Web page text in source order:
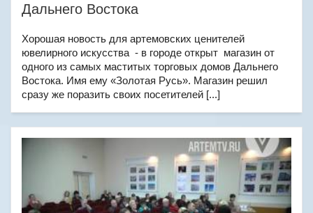
Дальнего Востока
Хорошая новость для артемовских ценителей
ювелирного искусства - в городе открыт магазин от
одного из самых маститых торговых домов Дальнего
Востока. Имя ему «Золотая Русь». Магазин решил
сразу же поразить своих посетителей [...]